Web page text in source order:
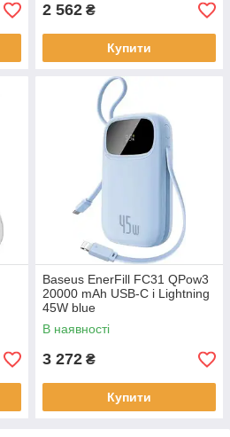
2 562 ₴
Купити
Baseus EnerFill FC31 QPow3
20000 mAh USB-C i Lightning
45W blue
В наявності
3 272 ₴
Купити